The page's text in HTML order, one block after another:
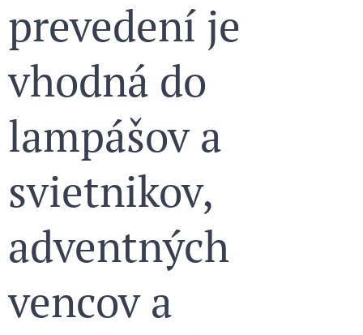
prevedení je
vhodná do
lampášov a
svietnikov,
adventných
vencov a